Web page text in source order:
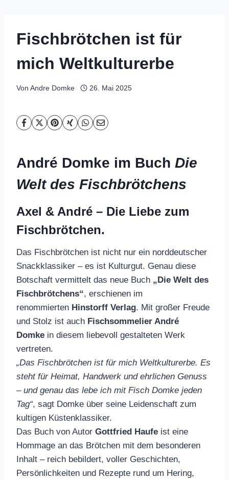
Fischbrötchen ist für
mich Weltkulturerbe
Von Andre Domke 26. Mai 2025
André Domke im Buch Die
Welt des Fischbrötchens
Axel & André – Die Liebe zum
Fischbrötchen.
Das Fischbrötchen ist nicht nur ein norddeutscher
Snackklassiker – es ist Kulturgut. Genau diese
Botschaft vermittelt das neue Buch „Die Welt des
Fischbrötchens“, erschienen im
renommierten Hinstorff Verlag. Mit großer Freude
und Stolz ist auch Fischsommelier André
Domke in diesem liebevoll gestalteten Werk
vertreten.
„Das Fischbrötchen ist für mich Weltkulturerbe. Es
steht für Heimat, Handwerk und ehrlichen Genuss
– und genau das lebe ich mit Fisch Domke jeden
Tag“, sagt Domke über seine Leidenschaft zum
kultigen Küstenklassiker.
Das Buch von Autor Gottfried Haufe ist eine
Hommage an das Brötchen mit dem besonderen
Inhalt – reich bebildert, voller Geschichten,
Persönlichkeiten und Rezepte rund um Hering,